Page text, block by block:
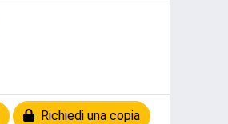
Richiedi una copia